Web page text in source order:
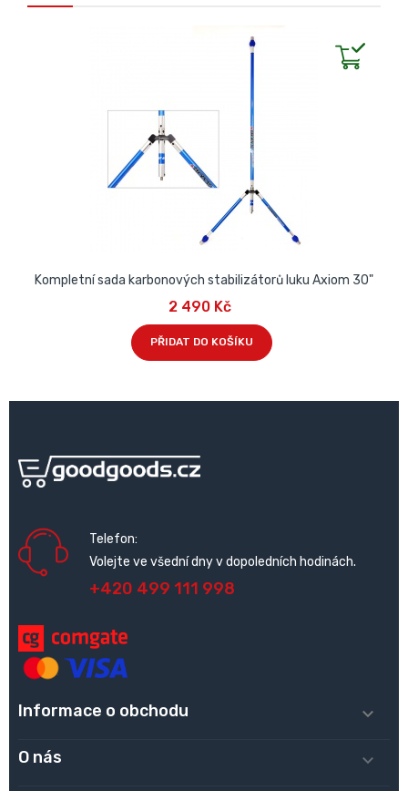
Kompletní sada karbonových stabilizátorů luku Axiom 30"
2 490 Kč
PŘIDAT DO KOŠÍKU
Telefon:
Volejte ve všední dny v dopoledních hodinách.
+420 499 111 998
Informace o obchodu 
O nás 